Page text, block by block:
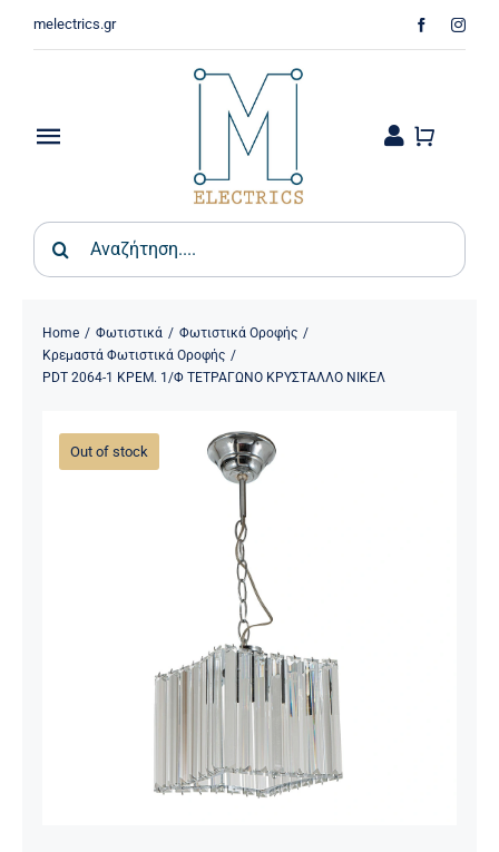
melectrics.gr
Search
for:
Toggle
Σπίτι – Κήπος
Φωτιστικά
Ψύξη & Θέρμανση
Ηλεκτρολογικός Εξοπλισμός
Home Φωτιστικά
Φωτιστικά Οροφής
Κρεμαστά Φωτιστικά Οροφής
PDT 2064-1 ΚΡΕΜ. 1/Φ ΤΕΤΡΑΓΩΝΟ ΚΡΥΣΤΑΛΛΟ ΝΙΚΕΛ
Out of stock